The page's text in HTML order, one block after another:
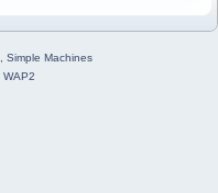
Simple Machines
WAP2